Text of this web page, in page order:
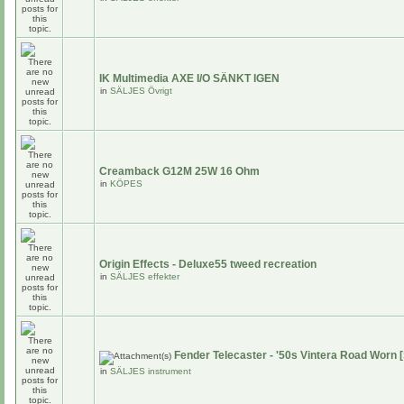
IK Multimedia AXE I/O SÄNKT IGEN
in SÄLJES Övrigt
Creamback G12M 25W 16 Ohm
in KÖPES
Origin Effects - Deluxe55 tweed recreation
in SÄLJES effekter
Fender Telecaster - '50s Vintera Road Worn
in SÄLJES instrument